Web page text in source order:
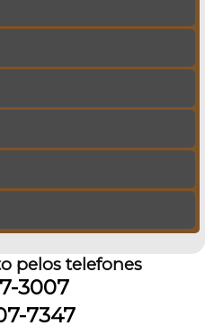
pelos telefones
3007
7347